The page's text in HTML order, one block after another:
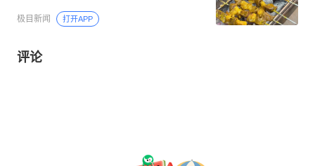
极目新闻 打开APP
评论